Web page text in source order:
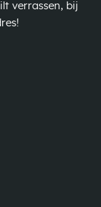
verrassen, bij